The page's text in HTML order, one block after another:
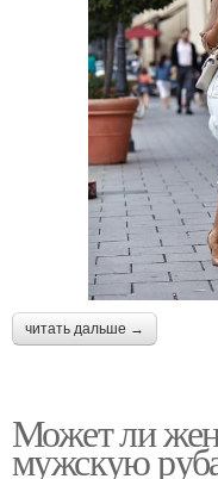
читать дальше →
Может ли
мужскую